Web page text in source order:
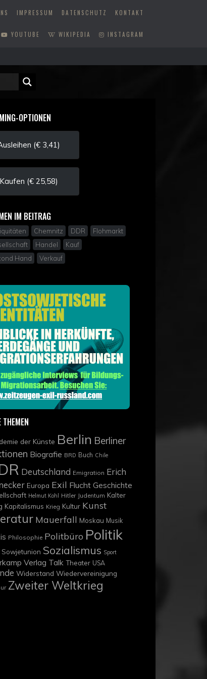
IMPRESSUM DATENSCHUTZ KONTAKT
YOUTUBE WIKIPEDIA INSTAGRAM
OPTIONEN
(€ 3,41)
Kaufen (€ 25,58)
IM BEITRAG
Chemnitz DDR
Flohmarkt
Handel
Kauf
Hand
Verkauf
THEMEN
der Künste Berlin Berliner
Biografie BRD Buch Chile
Deutschland Emigration Erich
Europa Exil Flucht Geschichte
Helmut Kohl Hitler Judentum Kalter
Kapitalismus Krieg Kultur Kunst
Mauerfall Moskau Musik
Philosophie Politbüro Politik
Sowjetunion Sozialismus Sport
Verlag Talk Theater USA
Widerstand Wiedervereinigung
Zweiter Weltkrieg